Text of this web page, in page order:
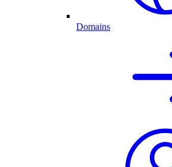
Domains